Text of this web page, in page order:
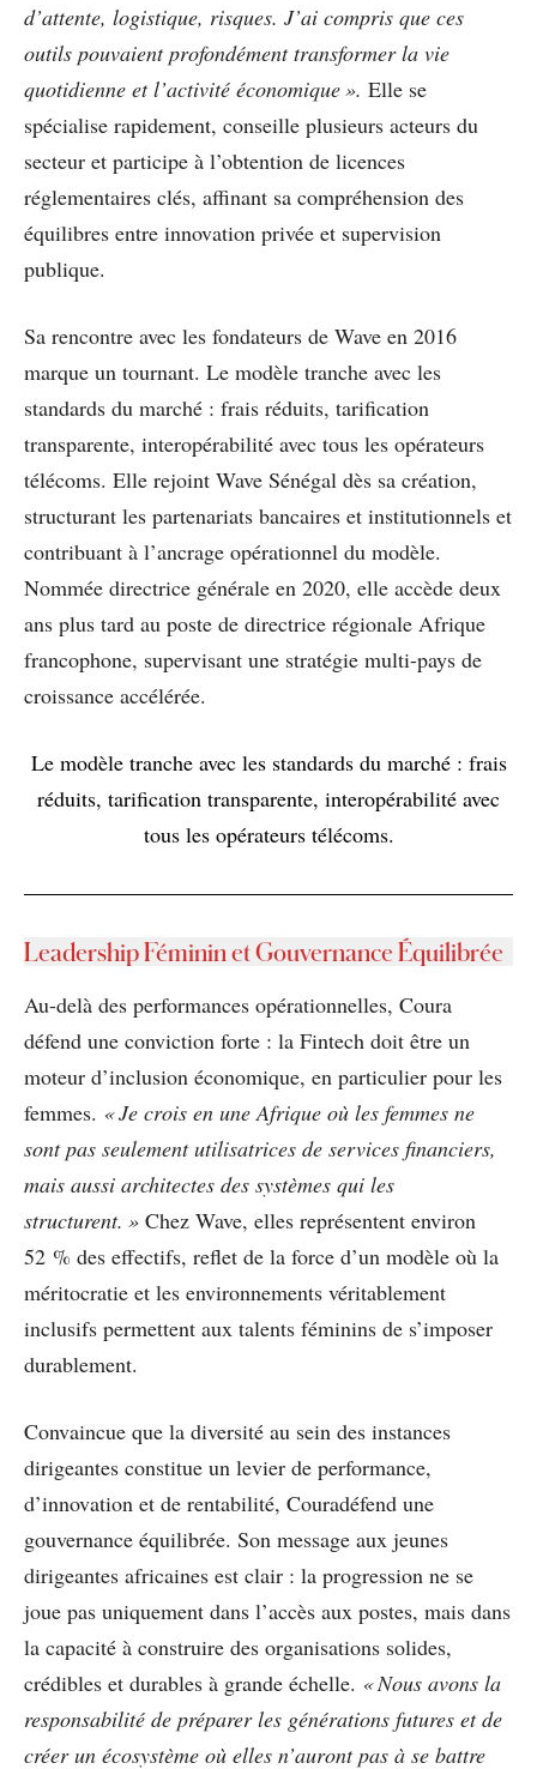
d’attente, logistique, risques. J’ai compris que ces
outils pouvaient profondément transformer la vie
quotidienne et l’activité économique ». Elle se
spécialise rapidement, conseille plusieurs acteurs du
secteur et participe à l’obtention de licences
réglementaires clés, affinant sa compréhension des
équilibres entre innovation privée et supervision
publique.
Sa rencontre avec les fondateurs de Wave en 2016
marque un tournant. Le modèle tranche avec les
standards du marché : frais réduits, tarification
transparente, interopérabilité avec tous les opérateurs
télécoms. Elle rejoint Wave Sénégal dès sa création,
structurant les partenariats bancaires et institutionnels et
contribuant à l’ancrage opérationnel du modèle.
Nommée directrice générale en 2020, elle accède deux
ans plus tard au poste de directrice régionale Afrique
francophone, supervisant une stratégie multi-pays de
croissance accélérée.
Le modèle tranche avec les standards du marché : frais
réduits, tarification transparente, interopérabilité avec
tous les opérateurs télécoms.
Leadership Féminin et Gouvernance Équilibrée
Au-delà des performances opérationnelles, Coura
défend une conviction forte : la Fintech doit être un
moteur d’inclusion économique, en particulier pour les
femmes. « Je crois en une Afrique où les femmes ne
sont pas seulement utilisatrices de services financiers,
mais aussi architectes des systèmes qui les
structurent. » Chez Wave, elles représentent environ
52 % des effectifs, reflet de la force d’un modèle où la
méritocratie et les environnements véritablement
inclusifs permettent aux talents féminins de s’imposer
durablement.
Convaincue que la diversité au sein des instances
dirigeantes constitue un levier de performance,
d’innovation et de rentabilité, Couradéfend une
gouvernance équilibrée. Son message aux jeunes
dirigeantes africaines est clair : la progression ne se
joue pas uniquement dans l’accès aux postes, mais dans
la capacité à construire des organisations solides,
crédibles et durables à grande échelle. « Nous avons la
responsabilité de préparer les générations futures et de
créer un écosystème où elles n’auront pas à se battre